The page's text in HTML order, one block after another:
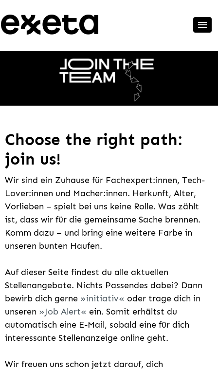
Choose the right path:
join us!
Wir sind ein Zuhause für Fachexpert:innen, Tech-
Lover:innen und Macher:innen. Herkunft, Alter,
Vorlieben – spielt bei uns keine Rolle. Was zählt
ist, dass wir für die gemeinsame Sache brennen.
Komm dazu – und bring eine weitere Farbe in
unseren bunten Haufen.
Auf dieser Seite findest du alle aktuellen
Stellenangebote. Nichts Passendes dabei? Dann
bewirb dich gerne
initiativ
oder trage dich in
unseren
Job Alert
ein. Somit erhältst du
automatisch eine E-Mail, sobald eine für dich
interessante Stellenanzeige online geht.
Wir freuen uns schon jetzt darauf, dich